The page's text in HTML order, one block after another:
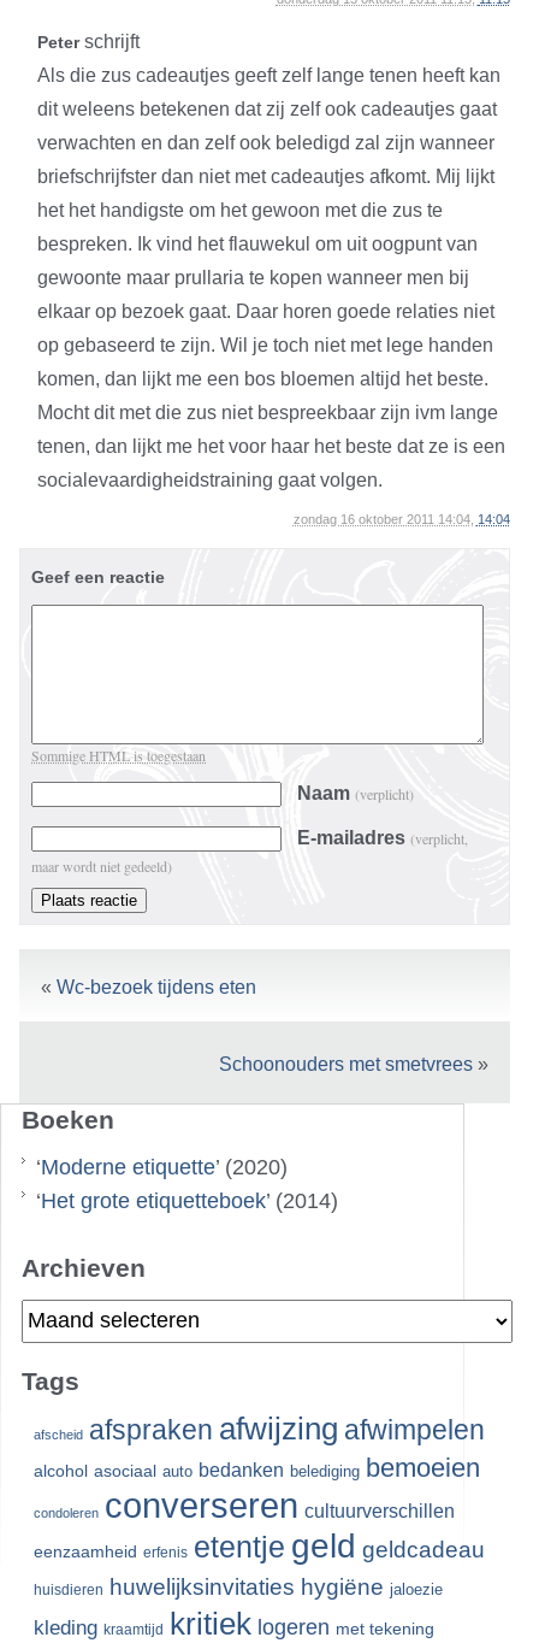
Peter schrijft
Als die zus cadeautjes geeft zelf lange tenen heeft kan
dit weleens betekenen dat zij zelf ook cadeautjes gaat
verwachten en dan zelf ook beledigd zal zijn wanneer
briefschrijfster dan niet met cadeautjes afkomt. Mij lijkt
het het handigste om het gewoon met die zus te
bespreken. Ik vind het flauwekul om uit oogpunt van
gewoonte maar prullaria te kopen wanneer men bij
elkaar op bezoek gaat. Daar horen goede relaties niet
op gebaseerd te zijn. Wil je toch niet met lege handen
komen, dan lijkt me een bos bloemen altijd het beste.
Mocht dit met die zus niet bespreekbaar zijn ivm lange
tenen, dan lijkt me het voor haar het beste dat ze is een
socialevaardigheidstraining gaat volgen.
zondag 16 oktober 2011 14:04, 14:04
Geef een reactie
Sommige HTML is toegestaan
Naam (verplicht)
E-mailadres (verplicht,
maar wordt niet gedeeld)
« Wc-bezoek tijdens eten
Schoonouders met smetvrees»
Boeken
‘Moderne etiquette’ (2020)
‘Het grote etiquetteboek’ (2014)
Archieven
Archieven
Tags
afscheid afspraken afwijzing afwimpelen
alcohol asociaal auto bedanken belediging bemoeien
condoleren converseren cultuurverschillen
eenzaamheid erfenis etentje geld geldcadeau
huisdieren huwelijksinvitaties hygiëne jaloezie
kleding kraamtijd kritiek logeren met tekening